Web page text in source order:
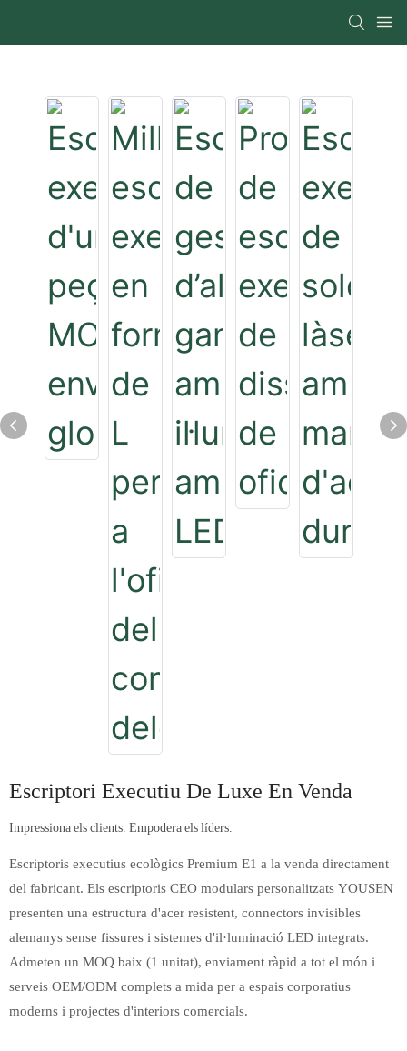
Escriptori Executiu De Luxe En Venda
Impressiona els clients. Empodera els líders.
Escriptoris executius ecològics Premium E1 a la venda directament
del fabricant. Els escriptoris CEO modulars personalitzats YOUSEN
presenten una estructura d'acer resistent, connectors invisibles
alemanys sense fissures i sistemes d'il·luminació LED integrats.
Admeten un MOQ baix (1 unitat), enviament ràpid a tot el món i
serveis OEM/ODM complets a mida per a espais corporatius
moderns i projectes d'interiors comercials.